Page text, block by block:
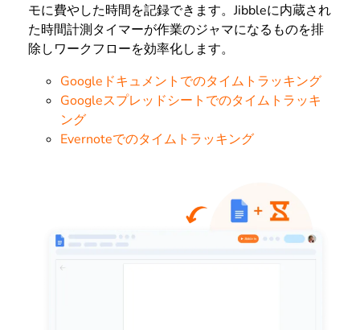
モに費やした時間を記録できます。Jibbleに内蔵され
た時間計測タイマーが作業のジャマになるものを排
除しワークフローを効率化します。
Googleドキュメントでのタイムトラッキング
Googleスプレッドシートでのタイムトラッキ
ング
Evernoteでのタイムトラッキング